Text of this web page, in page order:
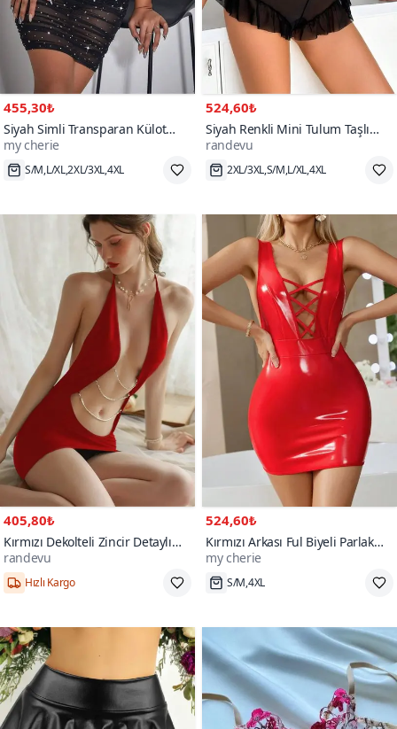
455,30₺
Siyah Simli Transparan Külot
Parça Takım Elbise
my cherie
Hızlı Kargo
524,60₺
Siyah Renkli Mini Tulum Taşlı
Gecelik
randevu
Hızlı Kargo
405,80₺
Kırmızı Dekolteli Zincir Detaylı
Babydoll
randevu
Hızlı Kargo
524,60₺
Kırmızı Arkası Ful Biyeli Parlak
Deri Görünümlü Elbise
my cherie
700+
S/M,4XL